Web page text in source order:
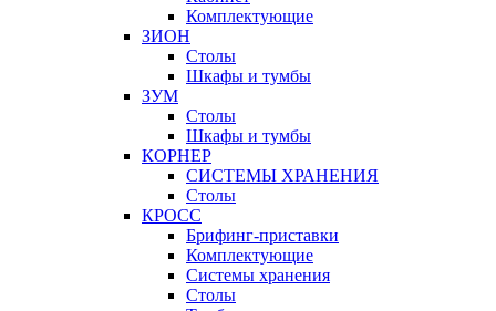
Комплектующие
ЗИОН
Столы
Шкафы и тумбы
ЗУМ
Столы
Шкафы и тумбы
КОРНЕР
СИСТЕМЫ ХРАНЕНИЯ
Столы
КРОСС
Брифинг-приставки
Комплектующие
Системы хранения
Столы